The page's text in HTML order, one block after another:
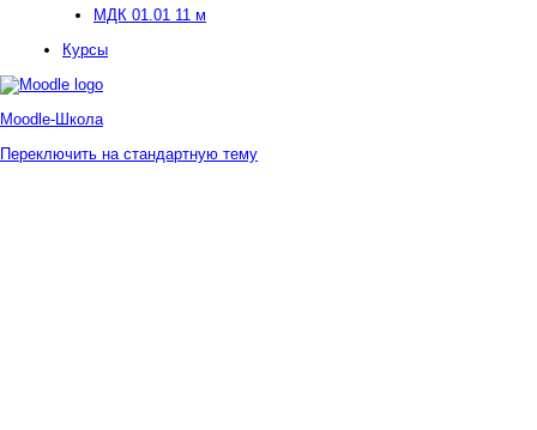
МДК 01.01 11 м
Курсы
Moodle-Школа
Переключить на стандартную тему